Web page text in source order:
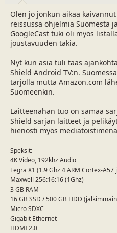
l
o
i
t
a
j
a
ä
ä
r
ä
Olen jo jonkun aikaa
reissussa ohjelmia Suomesta
GoogleCast tuki oli myös
joustavuuden takia.
Nyt kun asia tuli taas
Shield Android TV:n.
tarjolla mutta Amazon.com
Suomeenkin.
Laitteenahan tuo on samaa
Shield sarjan laitteet ja
hienosti myös
Speksit:
4K Video, 192khz Audio
Tegra X1 (1.9 Ghz 4 ARM Cortex-
Maxwell 256:16:16 (1Ghz)
3 GB RAM
16 GB SSD / 500 GB HDD
Micro SDXC
Gigabit Ethernet
HDMI 2.0